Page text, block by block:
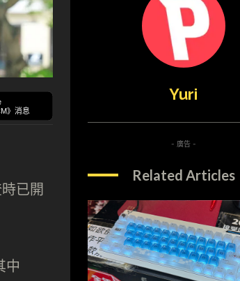
》消息
已開
中
Yuri
- 廣告 -
Related Articles